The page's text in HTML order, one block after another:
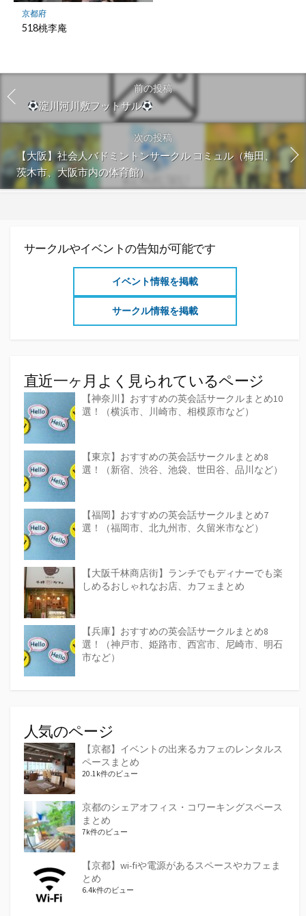
京都府
518桃李庵
前の投稿
淀川河川敷フットサル
次の投稿
【大阪】社会人バドミントンサークル コミュル（梅田、
茨木市、大阪市内の体育館）
サークルやイベントの告知が可能です
イベント情報を掲載
サークル情報を掲載
直近一ヶ月よく見られているページ
【神奈川】おすすめの英会話サークルまとめ10
選！（横浜市、川崎市、相模原市など）
【東京】おすすめの英会話サークルまとめ8
選！（新宿、渋谷、池袋、世田谷、品川など）
【福岡】おすすめの英会話サークルまとめ7
選！（福岡市、北九州市、久留米市など）
【大阪千林商店街】ランチでもディナーでも楽
しめるおしゃれなお店、カフェまとめ
【兵庫】おすすめの英会話サークルまとめ8
選！（神戸市、姫路市、西宮市、尼崎市、明石
市など）
人気のページ
【京都】イベントの出来るカフェのレンタルス
ペースまとめ
20.1k件のビュー
京都のシェアオフィス・コワーキングスペース
まとめ
7k件のビュー
【京都】wi-fiや電源があるスペースやカフェま
とめ
6.4k件のビュー